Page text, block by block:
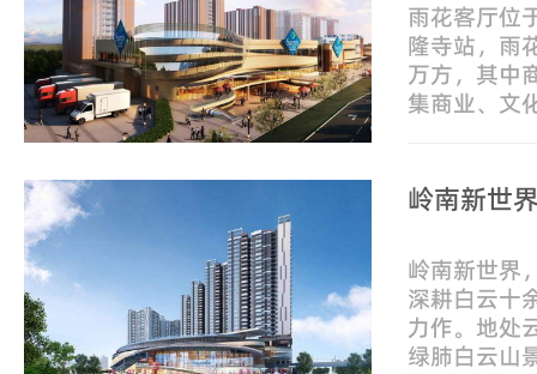
雨花客厅位
隆寺站，雨
万方，其中
集商业、文
岭南新世
岭南新世界
深耕白云十
力作。地处
绿肺白云山